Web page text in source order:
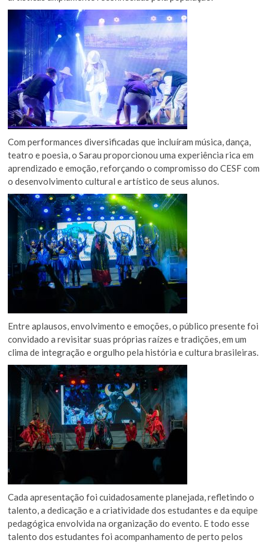
Com performances diversificadas que incluíram música, dança,
teatro e poesia, o Sarau proporcionou uma experiência rica em
aprendizado e emoção, reforçando o compromisso do CESF com
o desenvolvimento cultural e artístico de seus alunos.
Entre aplausos, envolvimento e emoções, o público presente foi
convidado a revisitar suas próprias raízes e tradições, em um
clima de integração e orgulho pela história e cultura brasileiras.
Cada apresentação foi cuidadosamente planejada, refletindo o
talento, a dedicação e a criatividade dos estudantes e da equipe
pedagógica envolvida na organização do evento. E todo esse
talento dos estudantes foi acompanhamento de perto pelos